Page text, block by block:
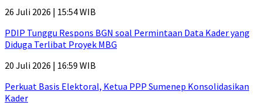
26 Juli 2026 | 15:54 WIB
PDIP Tunggu Respons BGN soal Permintaan Data Kader yang
Diduga Terlibat Proyek MBG
20 Juli 2026 | 16:59 WIB
Perkuat Basis Elektoral, Ketua PPP Sumenep Konsolidasikan
Kader